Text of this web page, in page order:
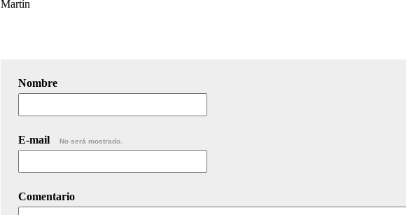
Martín
Nombre
E-mail No será mostrado.
Comentario